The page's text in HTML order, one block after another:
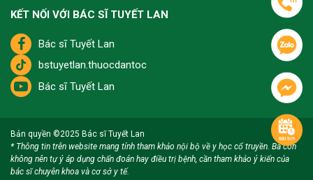
KẾT NỐI VỚI BÁC SĨ TUYẾT LAN
Bác sĩ Tuyết Lan
bstuyetlan.thuocdantoc
Bác sĩ Tuyết Lan
Bản quyền ©2025 Bác sĩ Tuyết Lan
* Thông tin trên website mang tính tham khảo nội bộ về y học cổ truyền. Bà con
không nên tự ý áp dụng chẩn đoán hay điều trị bệnh, cần tham khảo ý kiến của
bác sĩ chuyên khoa và cơ sở y tế.